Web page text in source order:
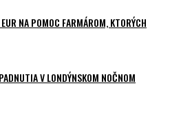
NA POMOC FARMÁROM, KTORÝCH
V LONDÝNSKOM NOČNOM